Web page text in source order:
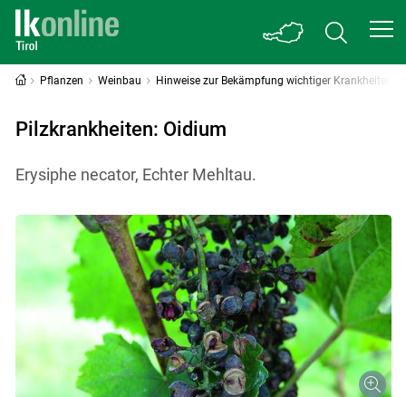
Pflanzen Weinbau Hinweise zur Bekämpfung wichtiger Krankheiten
Pilzkrankheiten: Oidium
Erysiphe necator, Echter Mehltau.